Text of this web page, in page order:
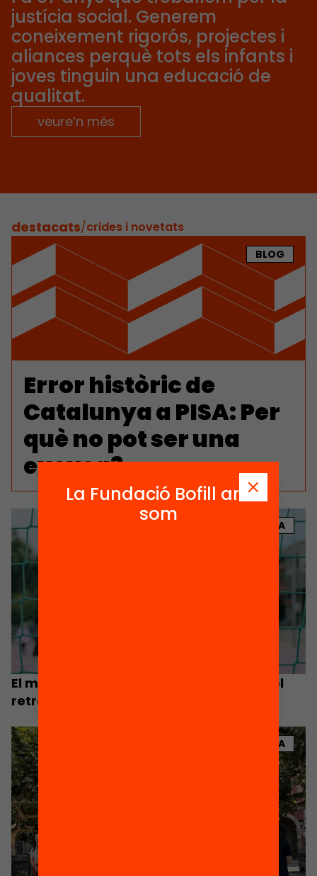
justícia social. Generem
coneixement rigorós, projectes i
aliances perquè tots els infants i
joves tinguin una educació de
qualitat.
veure’n més
destacats/crides i novetats
BLOG
Error històric de
Catalunya a PISA: Per
què no pot ser una
excusa?
NOTÍCIA
El model de concerts actual agreujarà el
retrocés de l’escola pública
NOTÍCIA
La Fundació Bofill ara
som